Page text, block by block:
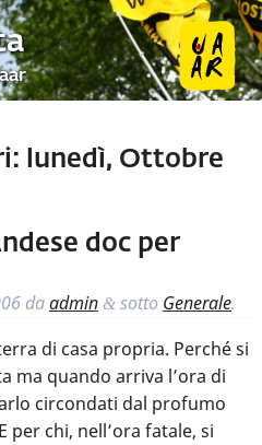
lunedì, Ottobre
doc per
daadmin & sotto Generale.
di casa propria. Perché si
ma quando arriva l’ora di
circondati dal profumo
chi, nell’ora fatale, si